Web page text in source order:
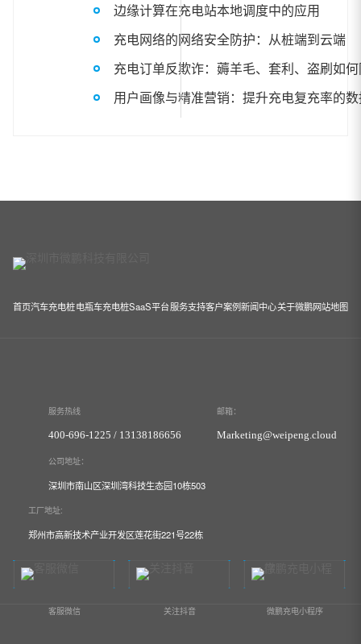
边缘计算在充电站本地调度中的应用
充电网络的网络安全防护：从桩端到云端
充电订单反欺诈：薅羊毛、套利、盗刷如
用户画像与精准营销：提升充电复充率的
首页汽车充电桩电瓶车充电桩SaaS平台服务支持客户案例新闻中心关于微鹏网站地图
服务热线
400-696-1225 / 13138186656
邮箱：
Marketing@weipeng.cloud
公司地址：
深圳市南山区深圳湾科技生态园10栋503
工厂地址:
郑州市高新技术产业开发区莲花街221号22栋
客服微信 关注抖音 微鹏充电小程序